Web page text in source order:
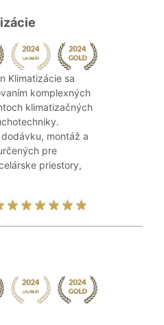
Klimatizácie sa
komplexných
klimatizačných
montáž a
pre
priestory,